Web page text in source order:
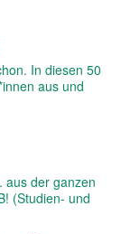
In diesen 50
aus und
aus der ganzen
(Studien- und